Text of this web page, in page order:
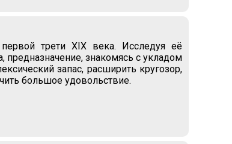
трети XIX века. Исследуя её
предназначение, знакомясь с укладом
запас, расширить кругозор,
большое удовольствие.